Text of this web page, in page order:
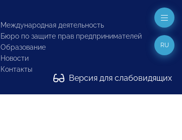
Международная деятельность
Бюро по защите прав предпринимателей
Образование
Новости
Контакты
Версия для слабовидящих
RU